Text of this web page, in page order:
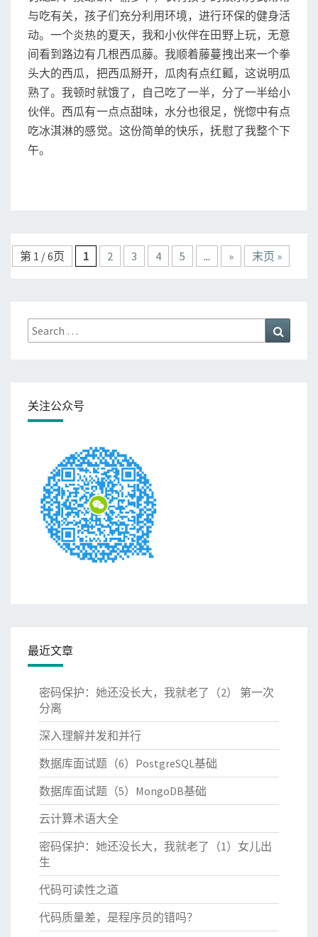
从
炒
米
到
薯
片
与吃有关，孩子们充分利用环境，进行环保的健身活
动。一个炎热的夏天，我和小伙伴在田野上玩，无意
间看到路边有几根西瓜藤。我顺着藤蔓拽出来一个拳
头大的西瓜，把西瓜掰开，瓜肉有点红瓤，这说明瓜
熟了。我顿时就饿了，自己吃了一半，分了一半给小
伙伴。西瓜有一点点甜味，水分也很足，恍惚中有点
吃冰淇淋的感觉。这份简单的快乐，抚慰了我整个下
午。
Posts
navigation
第 1 / 6页 1 2 3 4 5 ... » 末页 »
Search
for:
关注公众号
最近文章
密码保护：她还没长大，我就老了（2） 第一次
分离
深入理解并发和并行
数据库面试题（6）PostgreSQL基础
数据库面试题（5）MongoDB基础
云计算术语大全
密码保护：她还没长大，我就老了（1）女儿出
生
代码可读性之道
代码质量差，是程序员的错吗？